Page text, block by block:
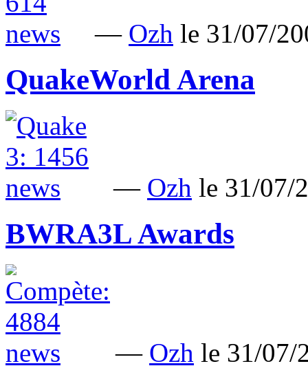
— Ozh le 31/07/
QuakeWorld Arena
— Ozh le 31/
BWRA3L Awards
— Ozh le 31/